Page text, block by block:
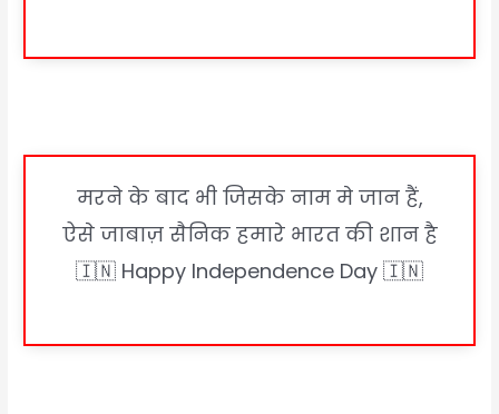
मरने के बाद भी जिसके नाम मे जान हैं,
ऐसे जाबाज़ सैनिक हमारे भारत की शान है
🇮🇳 Happy Independence Day 🇮🇳